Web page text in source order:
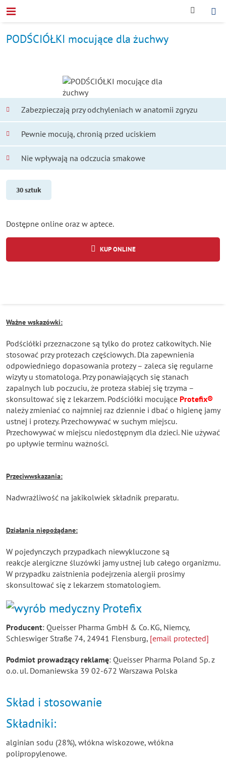
PODŚCIÓŁKI mocujące dla żuchwy
Zabezpieczają przy odchyleniach w anatomii zgryzu
Pewnie mocują, chronią przed uciskiem
Nie wpływają na odczucia smakowe
30 sztuk
Dostępne online oraz w aptece.
KUP ONLINE
Ważne wskazówki:
Podściółki przeznaczone są tylko do protez całkowitych. Nie
stosować przy protezach częściowych. Dla zapewnienia
odpowiedniego dopasowania protezy – zaleca się regularne
wizyty u stomatologa. Przy ponawiających się stanach
zapalnych lub poczuciu, że proteza słabiej się trzyma –
skonsultować się z lekarzem. Podściółki mocujące Protefix®
należy zmieniać co najmniej raz dziennie i dbać o higienę jamy
ustnej i protezy. Przechowywać w suchym miejscu.
Przechowywać w miejscu niedostępnym dla dzieci. Nie używać
po upływie terminu ważności.
Przeciwwskazania:
Nadwrażliwość na jakikolwiek składnik preparatu.
Działania niepożądane:
W pojedynczych przypadkach niewykluczone są
reakcje alergiczne śluzówki jamy ustnej lub całego organizmu.
W przypadku zaistnienia podejrzenia alergii prosimy
skonsultować się z lekarzem stomatologiem.
Producent: Queisser Pharma GmbH & Co. KG, Niemcy,
Schleswiger Straße 74, 24941 Flensburg, [email protected]
Podmiot prowadzący reklamę: Queisser Pharma Poland Sp. z
o.o. ul. Domaniewska 39 02-672 Warszawa Polska
Skład i stosowanie
Składniki:
alginian sodu (28%), włókna wiskozowe, włókna
polipropylenowe.